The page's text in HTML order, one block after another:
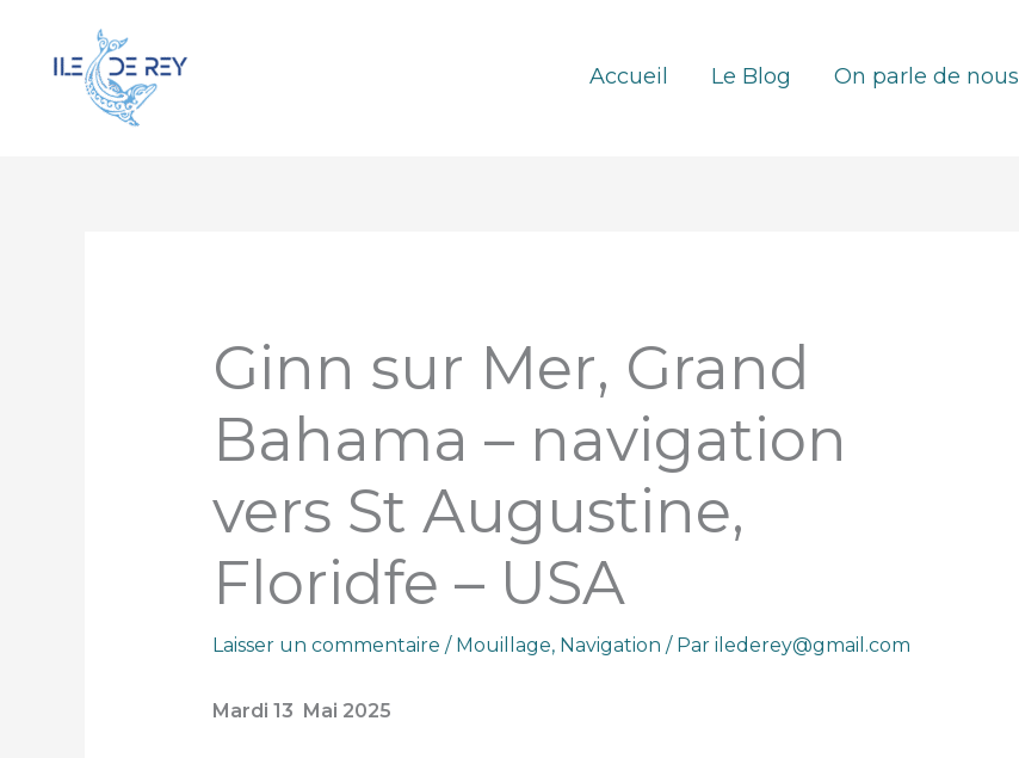
contenu
Accueil Le Blog On parle de nous
Ginn sur Mer, Grand
Bahama – navigation
vers St Augustine,
Floridfe – USA
Laisser un commentaire / Mouillage, Navigation / Par ilederey@gmail.com
Mardi 13 Mai 2025